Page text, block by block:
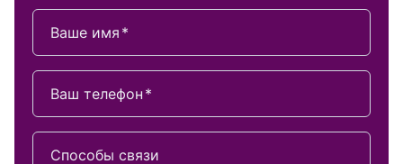
Ваше имя
Ваш телефон
Способы связи